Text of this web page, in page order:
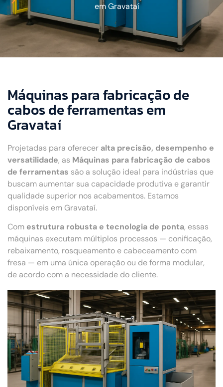
em Gravataí
Máquinas para fabricação de
cabos de ferramentas em
Gravataí
Projetadas para oferecer alta precisão, desempenho e
versatilidade, as Máquinas para fabricação de cabos
de ferramentas são a solução ideal para indústrias que
buscam aumentar sua capacidade produtiva e garantir
qualidade superior nos acabamentos. Estamos
disponíveis em Gravataí.
Com estrutura robusta e tecnologia de ponta, essas
máquinas executam múltiplos processos — conificação,
rebaixamento, rosqueamento e cabeceamento com
fresa — em uma única operação ou de forma modular,
de acordo com a necessidade do cliente.